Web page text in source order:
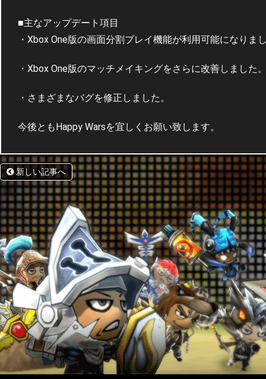
■主なアップデート項目
・Xbox One版の画面分割プレイ機能が利用可能になりま
・Xbox One版のマッチメイキングをさらに改善しました
・さまざまなバグを修正しました。
今後ともHappy Warsを宜しくお願い致します。
新しい記事へ